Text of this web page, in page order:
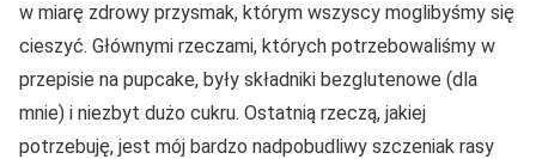
w miarę zdrowy przysmak, którym wszyscy moglibyśmy się
cieszyć. Głównymi rzeczami, których potrzebowaliśmy w
przepisie na pupcake, były składniki bezglutenowe (dla
mnie) i niezbyt dużo cukru. Ostatnią rzeczą, jakiej
potrzebuję, jest mój bardzo nadpobudliwy szczeniak rasy